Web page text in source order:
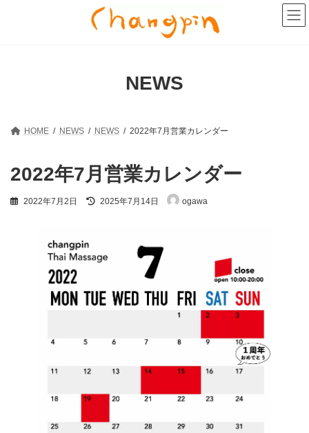
NEWS
HOME NEWS NEWS 2022年7月営業カレンダー
2022年7月営業カレンダー
2022年7月2日
最
時
2025年7月14日 ogawa